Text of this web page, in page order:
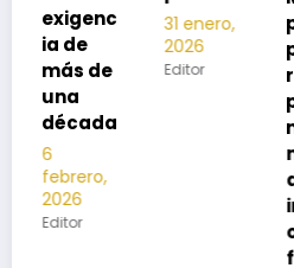
31 enero,
2026
Editor
para
protege
r